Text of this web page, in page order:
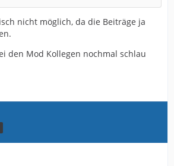
nicht möglich, da die Beiträge ja
den Mod Kollegen nochmal schlau